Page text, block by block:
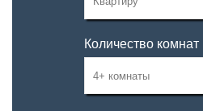
Количество комнат